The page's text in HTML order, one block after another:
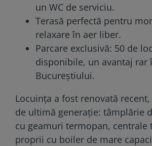
un WC de serviciu.
Terasă perfectă pentru
relaxare în aer liber.
Parcare exclusivă: 50 de
disponibile, un avantaj rar
Bucureștiului.
Locuința a fost renovată
de ultimă generație: tâmplărie
cu geamuri termopan, centrale
proprii cu boiler de mare